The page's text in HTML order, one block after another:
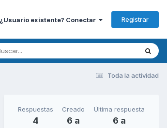
¿Usuario existente? Conectar Registrar
Toda la actividad
Respuestas
4
Creado
6 a
Última respuesta
6 a